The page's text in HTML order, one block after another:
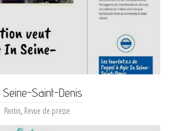
Seine-Saint-Denis
Pantin, Revue de presse